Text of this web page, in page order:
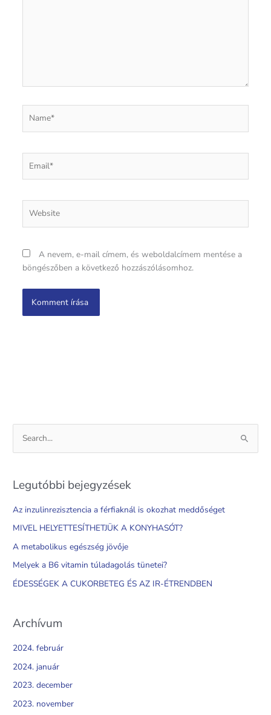
A nevem, e-mail címem, és weboldalcímem mentése a
böngészőben a következő hozzászólásomhoz.
e
r
c
h
r
:
Legutóbbi bejegyzések
Az inzulinrezisztencia a férfiaknál is okozhat meddőséget
MIVEL HELYETTESÍTHETJÜK A KONYHASÓT?
A metabolikus egészség jövője
Melyek a B6 vitamin túladagolás tünetei?
ÉDESSÉGEK A CUKORBETEG ÉS AZ IR-ÉTRENDBEN
Archívum
2024. február
2024. január
2023. december
2023. november